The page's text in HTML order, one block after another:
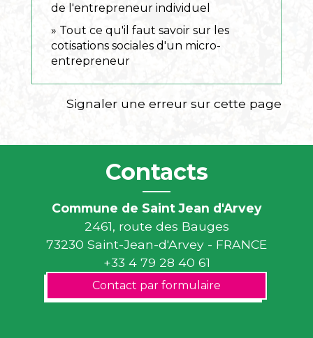
de l'entrepreneur individuel
Tout ce qu'il faut savoir sur les
cotisations sociales d'un micro-
entrepreneur
Signaler une erreur sur cette page
Contacts
Commune de Saint Jean d'Arvey
2461, route des Bauges
73230 Saint-Jean-d'Arvey - FRANCE
+33 4 79 28 40 61
Contact par formulaire